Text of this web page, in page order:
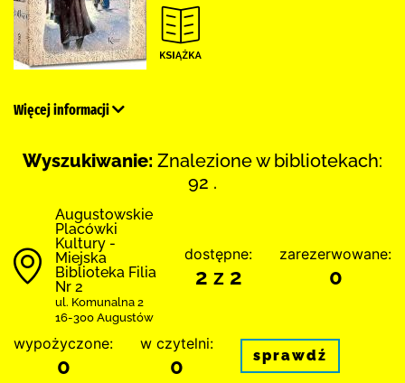
Więcej informacji
Wyszukiwanie: Znalezione w bibliotekach:
92 .
Augustowskie
Placówki
Kultury -
Miejska
Biblioteka Filia
Nr 2
ul. Komunalna 2
16-300 Augustów
dostępne:
2 z 2
zarezerwowane:
0
wypożyczone:
0
w czytelni:
0 sprawdź